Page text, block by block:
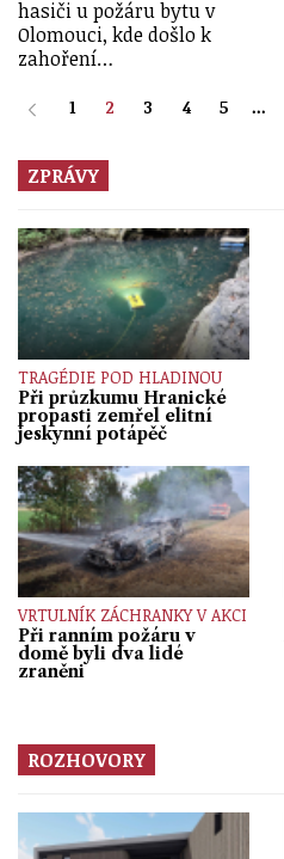
hasiči u požáru bytu v
Olomouci, kde došlo k
zahoření…
1 2 3 4 5 ...
ZPRÁVY
TRAGÉDIE POD HLADINOU
Při průzkumu Hranické
propasti zemřel elitní
jeskynní potápěč
VRTULNÍK ZÁCHRANKY V AKCI
Při ranním požáru v
domě byli dva lidé
zraněni
ROZHOVORY